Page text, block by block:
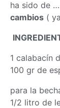
ha sido de
cambios (
1 calabacín
100 gr de
para la
1/2 litro de